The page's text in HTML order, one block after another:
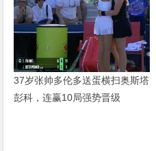
37岁张帅多伦多送蛋横扫奥斯塔
彭科，连赢10局强势晋级